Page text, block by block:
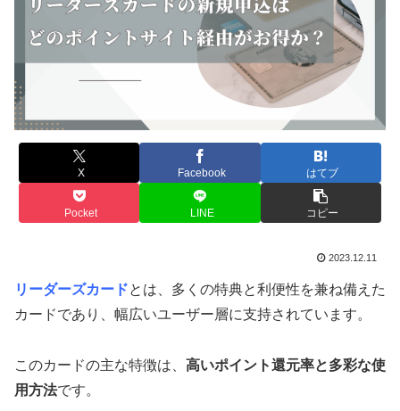
X Facebook はてブ
Pocket LINE コピー
2023.12.11
リーダーズカードとは、多くの特典と利便性を兼ね備えた
カードであり、幅広いユーザー層に支持されています。
このカードの主な特徴は、 高いポイント還元率と多彩な使
用方法です。